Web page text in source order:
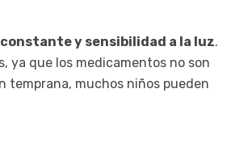
y sensibilidad a la luz.
ya que los medicamentos no son
temprana, muchos niños pueden